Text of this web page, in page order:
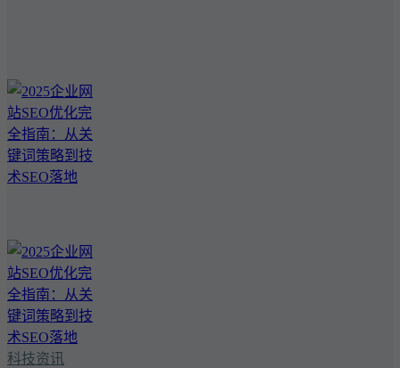
科技资讯